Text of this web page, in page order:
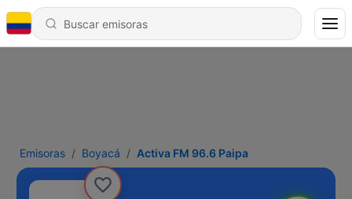
Emisoras Boyacá Activa FM 96.6 Paipa